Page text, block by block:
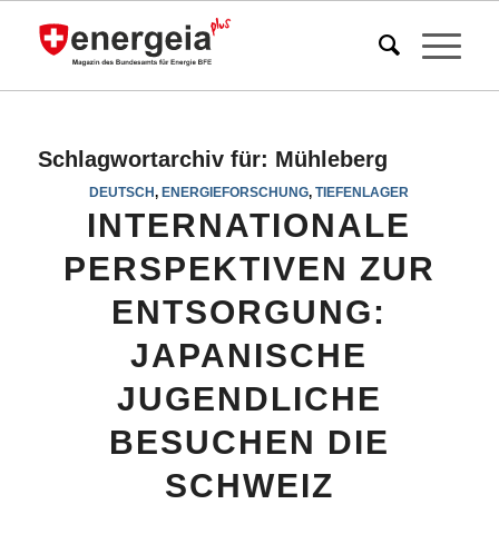
Schlagwortarchiv für: Mühleberg
DEUTSCH,ENERGIEFORSCHUNG,TIEFENLAGER
INTERNATIONALE
PERSPEKTIVEN ZUR
ENTSORGUNG:
JAPANISCHE
JUGENDLICHE
BESUCHEN DIE
SCHWEIZ